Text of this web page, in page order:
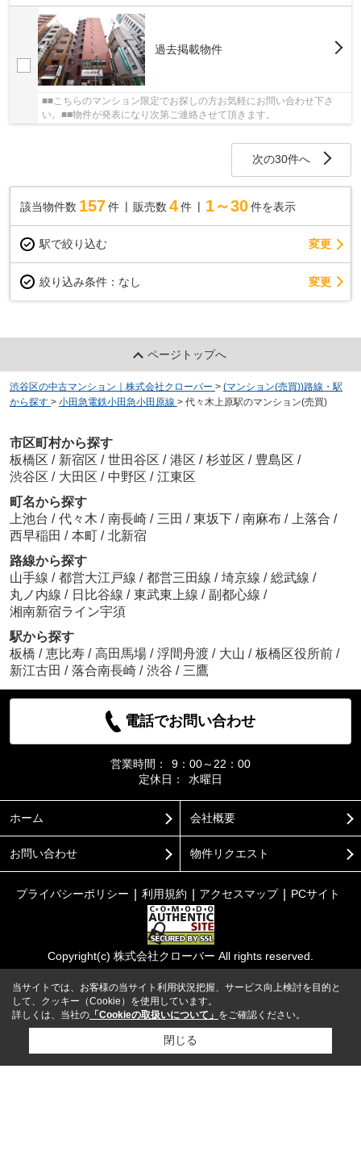
過去掲載物件
■■こちらのマンション限定でお探しの方お気軽にお問い合わせ下さ
い。■■物件が発表になり次第ご連絡させて頂きます。
次の30件へ
該当物件数 157件 販売数 4 件 1～30 件を表示
駅で絞り込む 変更
絞り込み条件： なし 変更
ページトップへ
渋谷区の中古マンション｜株式会社クローバー > (マンション(売買))路線・駅
から探す > 小田急電鉄小田急小田原線 > 代々木上原駅のマンション(売買)
市区町村から探す
板橋区 / 新宿区 / 世田谷区 / 港区 / 杉並区 / 豊島区 /
渋谷区 / 大田区 / 中野区 / 江東区
町名から探す
上池台 / 代々木 / 南長崎 / 三田 / 東坂下 / 南麻布 / 上落合 /
西早稲田 / 本町 / 北新宿
路線から探す
山手線 / 都営大江戸線 / 都営三田線 / 埼京線 / 総武線 /
丸ノ内線 / 日比谷線 / 東武東上線 / 副都心線 /
湘南新宿ライン宇須
駅から探す
板橋 / 恵比寿 / 高田馬場 / 浮間舟渡 / 大山 / 板橋区役所前 /
新江古田 / 落合南長崎 / 渋谷 / 三鷹
電話でお問い合わせ
営業時間：
9：00～22：00
定休日：
水曜日
ホーム 会社概要
お問い合わせ 物件リクエスト
プライバシーポリシー 利用規約 アクセスマップ PCサイト
Copyright(c) 株式会社クローバー All rights reserved.
当サイトでは、お客様の当サイト利用状況把握、サービス向上検討を目的と
して、クッキー（Cookie）を使用しています。
詳しくは、当社の 「Cookieの取扱いについて」 をご確認ください。
閉じる